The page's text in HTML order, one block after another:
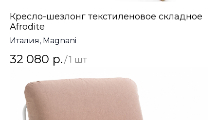
Кресло-шезлонг текстиленовое складное
Afrodite
Италия, Magnani
32 080 р./1 шт